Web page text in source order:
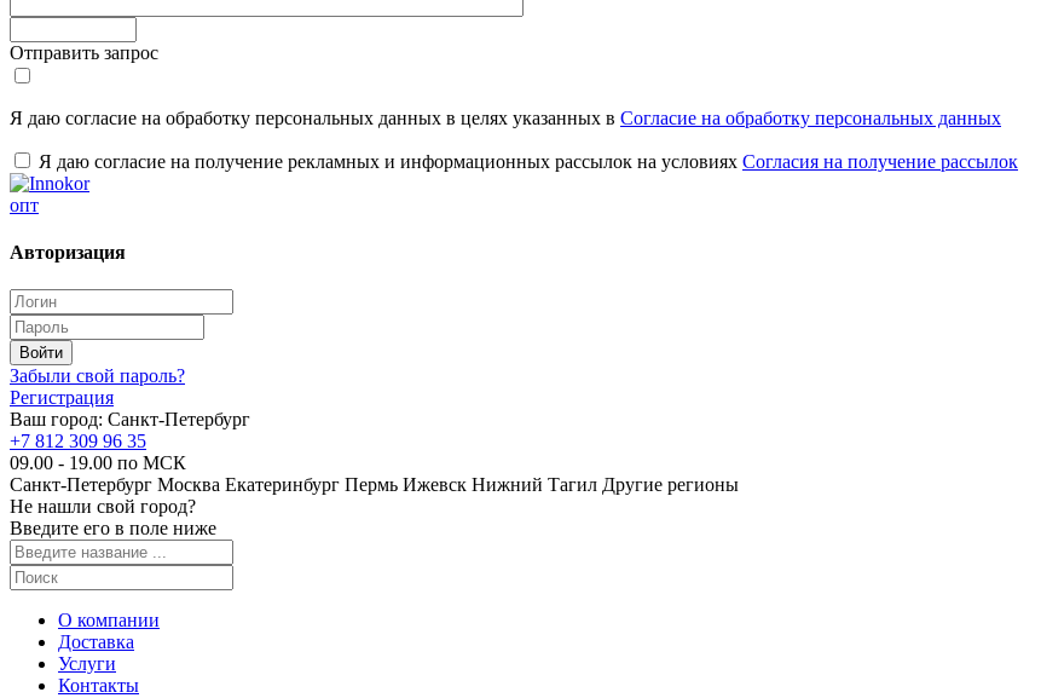
Отправить запрос
Я даю согласие на обработку персональных данных в целях указанных в Согласие на обработку персональных данных
Я даю согласие на получение рекламных и информационных рассылок на условиях Согласия на получение рассылок
опт
Авторизация
Забыли свой пароль?
Регистрация
Ваш город: Санкт-Петербург
+7 812 309 96 35
09.00 - 19.00 по МСК
Санкт-Петербург Москва Екатеринбург Пермь Ижевск Нижний Тагил Другие регионы
Не нашли свой город?
Введите его в поле ниже
О компании
Доставка
Услуги
Контакты